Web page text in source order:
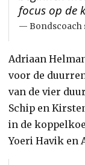
focus op de
Bondscoach
Adriaan
voor de
van de vier
Schip en
in de
Yoeri Havik en